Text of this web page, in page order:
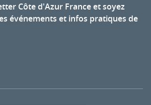
Côte d'Azur France et soyez
événements et infos pratiques de